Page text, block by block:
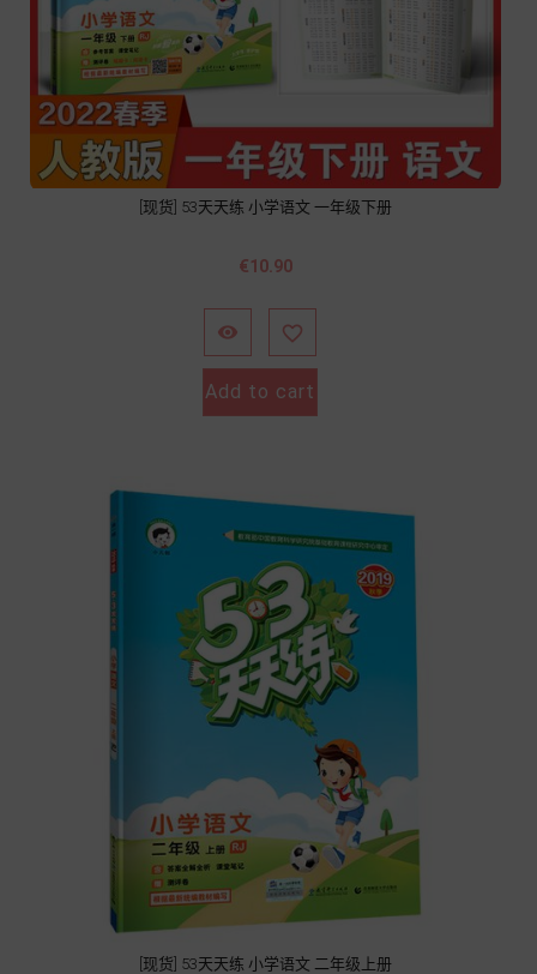
[现货] 53天天练 小学语文 一年级下册
價
€10.90
 
Add to cart
[现货] 53天天练 小学语文 二年级上册